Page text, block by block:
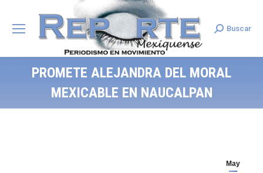
Search:
Buscar
PROMETE ALEJANDRA DEL MORAL
MEXICABLE EN NAUCALPAN
May